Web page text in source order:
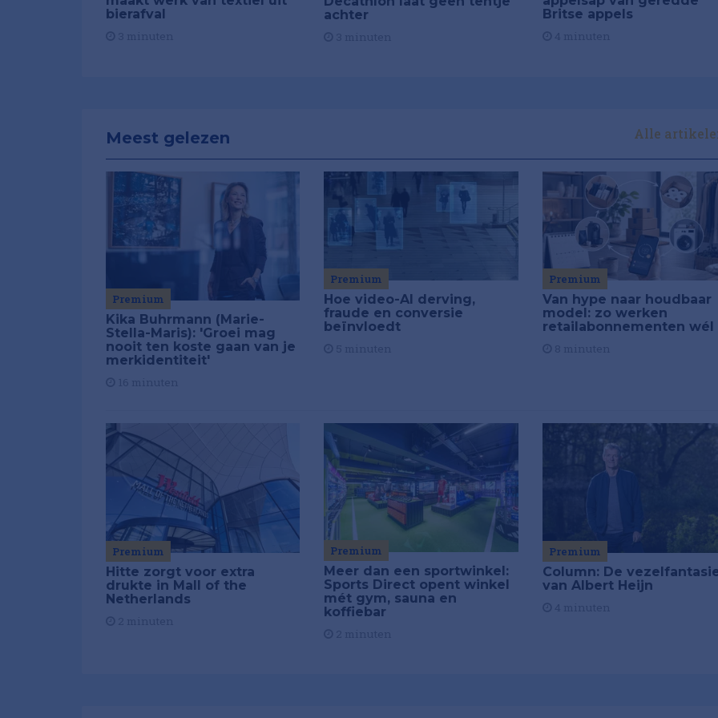
bierafval
achter
Britse appels
Meest gelezen Alle
Premium
Kika Buhrmann (Marie-
Stella-Maris): 'Groei mag
nooit ten koste gaan van je
merkidentiteit'
Premium
Hoe video-AI derving,
fraude en conversie
beïnvloedt
Premium
Van hype naar houdbaar
model: zo werken
retailabonnementen wél
Premium
Hitte zorgt voor extra
drukte in Mall of the
Netherlands
Premium
Meer dan een sportwinkel:
Sports Direct opent winkel
mét gym, sauna en
koffiebar
Premium
Column: De
van Albert Heijn